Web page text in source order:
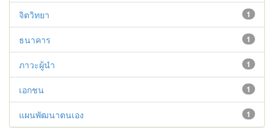
1
จิตวิทยา
1
ธนาคาร
1
ภาวะผู้นำ
1
เอกชน
1
แผนพัฒนาตนเอง